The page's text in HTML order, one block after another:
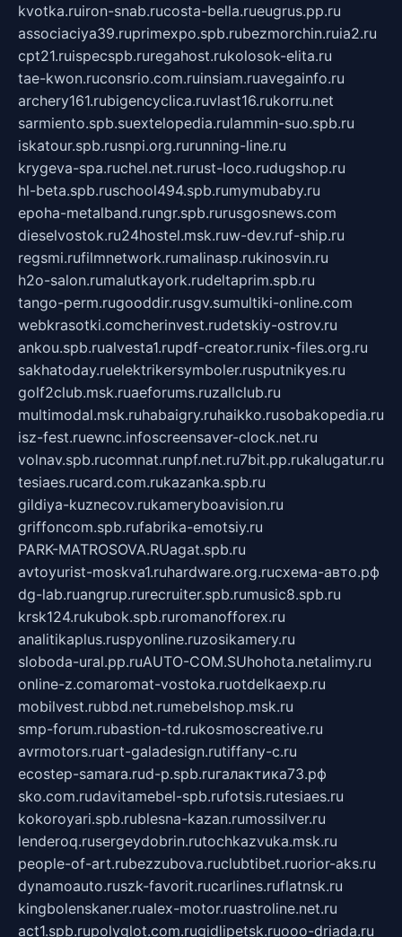
kvotka.ruiron-snab.rucosta-bella.rueugrus.pp.ru
associaciya39.ruprimexpo.spb.rubezmorchin.ruia2.ru
cpt21.ruispecspb.ruregahost.rukolosok-elita.ru
tae-kwon.ruconsrio.com.ruinsiam.ruavegainfo.ru
archery161.rubigencyclica.ruvlast16.rukorru.net
sarmiento.spb.suextelopedia.rulammin-suo.spb.ru
iskatour.spb.rusnpi.org.rurunning-line.ru
krygeva-spa.ruchel.net.rurust-loco.rudugshop.ru
hl-beta.spb.ruschool494.spb.rumymubaby.ru
epoha-metalband.rungr.spb.rurusgosnews.com
dieselvostok.ru24hostel.msk.ruw-dev.ruf-ship.ru
regsmi.rufilmnetwork.rumalinasp.rukinosvin.ru
h2o-salon.rumalutkayork.rudeltaprim.spb.ru
tango-perm.rugooddir.rusgv.sumultiki-online.com
webkrasotki.comcherinvest.rudetskiy-ostrov.ru
ankou.spb.rualvesta1.rupdf-creator.runix-files.org.ru
sakhatoday.ruelektrikersymboler.rusputnikyes.ru
golf2club.msk.ruaeforums.ruzallclub.ru
multimodal.msk.ruhabaigry.ruhaikko.rusobakopedia.ru
isz-fest.ruewnc.infoscreensaver-clock.net.ru
volnav.spb.rucomnat.runpf.net.ru7bit.pp.rukalugatur.ru
tesiaes.rucard.com.rukazanka.spb.ru
gildiya-kuznecov.rukameryboavision.ru
griffoncom.spb.rufabrika-emotsiy.ru
PARK-MATROSOVA.RUagat.spb.ru
avtoyurist-moskva1.ruhardware.org.ruсхема-авто.рф
dg-lab.ruangrup.rurecruiter.spb.rumusic8.spb.ru
krsk124.rukubok.spb.ruromanofforex.ru
analitikaplus.ruspyonline.ruzosikamery.ru
sloboda-ural.pp.ruAUTO-COM.SUhohota.netalimy.ru
online-z.comaromat-vostoka.ruotdelkaexp.ru
mobilvest.rubbd.net.rumebelshop.msk.ru
smp-forum.rubastion-td.rukosmoscreative.ru
avrmotors.ruart-galadesign.rutiffany-c.ru
ecostep-samara.rud-p.spb.ruгалактика73.рф
sko.com.rudavitamebel-spb.rufotsis.rutesiaes.ru
kokoroyari.spb.rublesna-kazan.rumossilver.ru
lenderoq.rusergeydobrin.rutochkazvuka.msk.ru
people-of-art.rubezzubova.ruclubtibet.ruorior-aks.ru
dynamoauto.ruszk-favorit.rucarlines.ruflatnsk.ru
kingbolenskaner.rualex-motor.ruastroline.net.ru
act1.spb.rupolyglot.com.rugidlipetsk.ruooo-driada.ru